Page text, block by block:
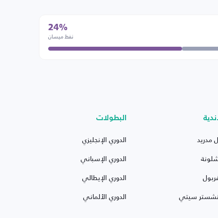
24%
نفط ميسان
مدريد
سيتي
البطولات
الدوري الإنجليزي
الدوري الإسباني
الدوري الإيطالي
الدوري الألماني